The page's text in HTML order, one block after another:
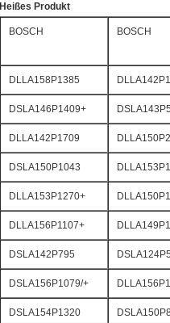
Heißes Produkt
BOSCH BOSCH
DLLA158P1385
DSLA146P1409+
DLLA142P1709
DSLA150P1043
DLLA153P1270+
DLLA156P1107+
DSLA142P795
DSLA156P1079/+
DSLA154P1320